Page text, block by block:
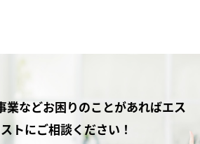
業などお困りのことがあればエス
トにご相談ください！